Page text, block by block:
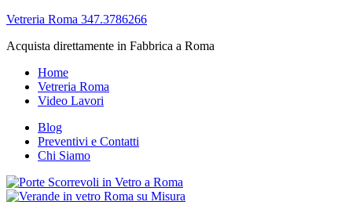
Vetreria Roma 347.3786266
Acquista direttamente in Fabbrica a Roma
Home
Vetreria Roma
Video Lavori
Blog
Preventivi e Contatti
Chi Siamo